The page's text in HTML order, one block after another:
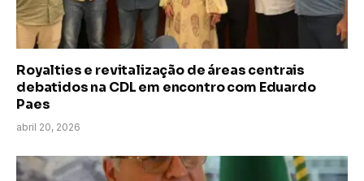
Royalties e revitalização de áreas centrais
debatidos na CDL em encontro com Eduardo
Paes
abril 20, 2026